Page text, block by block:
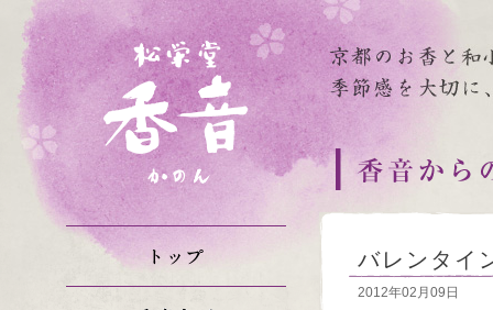
バレンタイ
2012年02月09日